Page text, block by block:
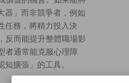
器」而非競爭者，例如
任務，將精力投入決
反而能提升整體職場影
者通常能克服心理障
知擴張」的工具。